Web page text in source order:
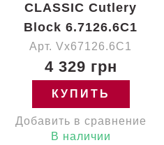
CLASSIC Cutlery
Block 6.7126.6C1
Арт. Vx67126.6C1
4 329 грн
КУПИТЬ
Добавить в сравнение
В наличии